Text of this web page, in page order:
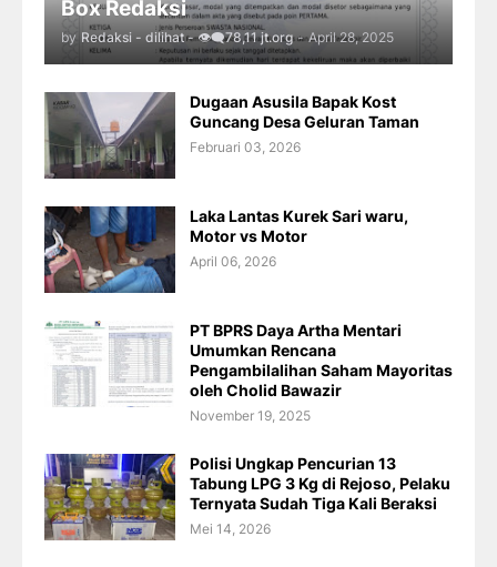
Box Redaksi
by Redaksi - dilihat - 👁️‍🗨️78,11 jt.org - April 28, 2025
Dugaan Asusila Bapak Kost
Guncang Desa Geluran Taman
Februari 03, 2026
Laka Lantas Kurek Sari waru,
Motor vs Motor
April 06, 2026
PT BPRS Daya Artha Mentari
Umumkan Rencana
Pengambilalihan Saham Mayoritas
oleh Cholid Bawazir
November 19, 2025
Polisi Ungkap Pencurian 13
Tabung LPG 3 Kg di Rejoso, Pelaku
Ternyata Sudah Tiga Kali Beraksi
Mei 14, 2026